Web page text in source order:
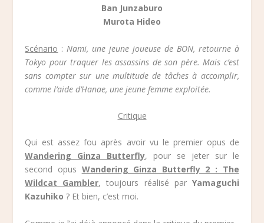
Ban Junzaburo
Murota Hideo
Scénario : Nami, une jeune joueuse de BON, retourne à
Tokyo pour traquer les assassins de son père. Mais c’est
sans compter sur une multitude de tâches à accomplir,
comme l’aide d’Hanae, une jeune femme exploitée.
Critique
Qui est assez fou après avoir vu le premier opus de
Wandering Ginza Butterfly, pour se jeter sur le
second opus Wandering Ginza Butterfly 2 : The
Wildcat Gambler, toujours réalisé par Yamaguchi
Kazuhiko ? Et bien, c’est moi.